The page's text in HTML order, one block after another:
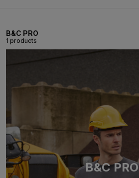
B&C PRO
1 products
B&C PRO